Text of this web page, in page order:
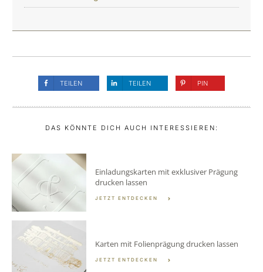
TEILEN TEILEN PIN
DAS KÖNNTE DICH AUCH INTERESSIEREN:
Einladungskarten mit exklusiver Prägung
drucken lassen
JETZT ENTDECKEN
Karten mit Folienprägung drucken lassen
JETZT ENTDECKEN